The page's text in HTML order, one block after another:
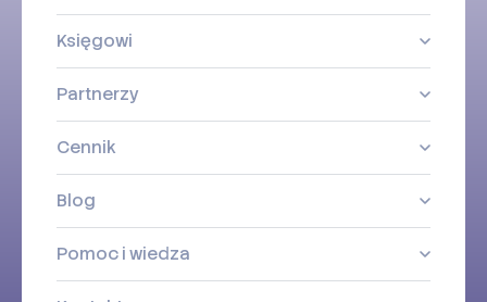
Księgowi
Partnerzy
Cennik
Blog
Pomoc i wiedza